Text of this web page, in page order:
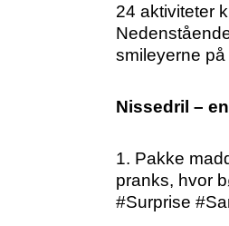
24 aktiviteter
smileyerne
Nissedril –
1. Pakke
pranks, hvor
#Surprise